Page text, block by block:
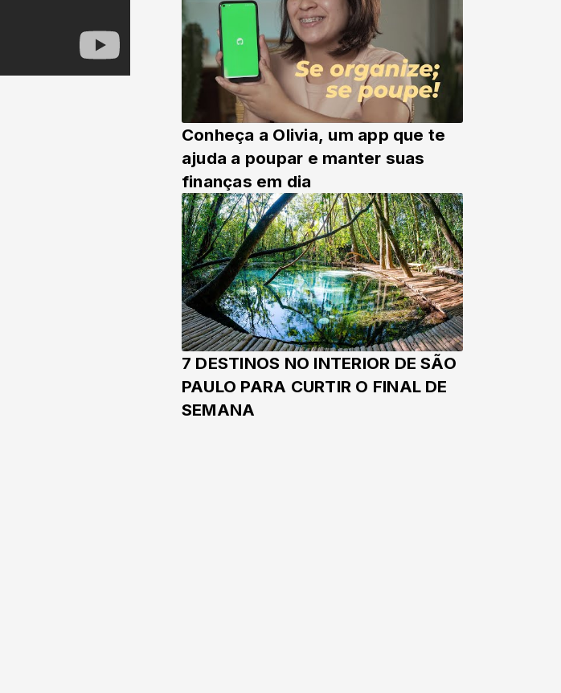
Conheça a Olivia, um app que te
ajuda a poupar e manter suas
finanças em dia
7 DESTINOS NO INTERIOR DE SÃO
PAULO PARA CURTIR O FINAL DE
SEMANA